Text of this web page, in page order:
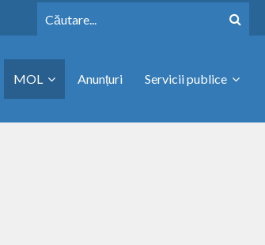
MOL Anunțuri Servicii publice